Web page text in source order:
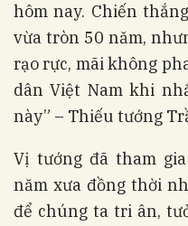
hôm nay. Chiến
vừa tròn 50 năm,
rạo rực, mãi không
dân Việt Nam khi
này” – Thiếu tướng
Vị tướng đã tham
năm xưa đồng thời
để chúng ta tri ân,